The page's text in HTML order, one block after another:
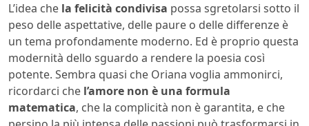
L’idea che la felicità condivisa possa sgretolarsi sotto il
peso delle aspettative, delle paure o delle differenze è
un tema profondamente moderno. Ed è proprio questa
modernità dello sguardo a rendere la poesia così
potente. Sembra quasi che Oriana voglia ammonirci,
ricordarci che l’amore non è una formula
matematica, che la complicità non è garantita, e che